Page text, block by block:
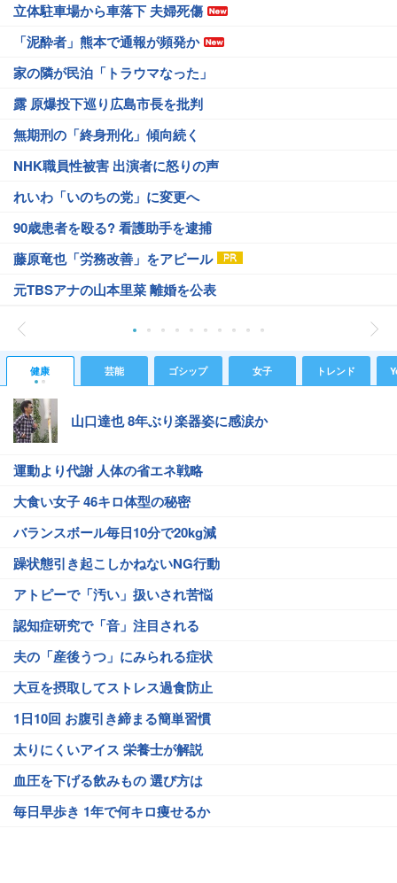
立体駐車場から車落下 夫婦死傷
「泥酔者」熊本で通報が頻発か
家の隣が民泊「トラウマなった」
露 原爆投下巡り広島市長を批判
無期刑の「終身刑化」傾向続く
NHK職員性被害 出演者に怒りの声
れいわ「いのちの党」に変更へ
90歳患者を殴る? 看護助手を逮捕
藤原竜也「労務改善」をアピール
元TBSアナの山本里菜 離婚を公表
健康 芸能 ゴシップ 女子 トレンド
山口達也 8年ぶり楽器姿に感涙か
運動より代謝 人体の省エネ戦略
大食い女子 46キロ体型の秘密
バランスボール毎日10分で20kg減
躁状態引き起こしかねないNG行動
アトピーで「汚い」扱いされ苦悩
認知症研究で「音」注目される
夫の「産後うつ」にみられる症状
大豆を摂取してストレス過食防止
1日10回 お腹引き締まる簡単習慣
太りにくいアイス 栄養士が解説
血圧を下げる飲みもの 選び方は
毎日早歩き 1年で何キロ痩せるか